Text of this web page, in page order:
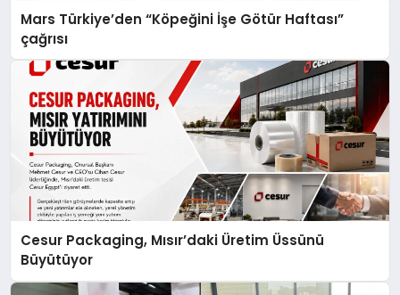
Mars Türkiye’den “Köpeğini İşe Götür Haftası”
çağrısı
Cesur Packaging, Mısır’daki Üretim Üssünü
Büyütüyor